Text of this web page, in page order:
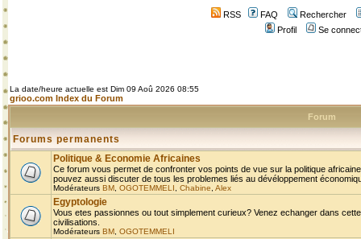
RSS FAQ
Rechercher
Profil
Se
La date/heure actuelle est Dim 09 Aoû 2026 08:55
grioo.com Index du Forum
Forum
Forums permanents
Politique & Economie Africaines
Ce forum vous permet de confronter vos points de vue sur la politique
pouvez aussi discuter de tous les problemes liés au dévéloppement
Modérateurs BM OGOTEMMELI Chabine Alex
Egyptologie
Vous etes passionnes ou tout simplement curieux? Venez echanger dans
civilisations.
Modérateurs BM OGOTEMMELI